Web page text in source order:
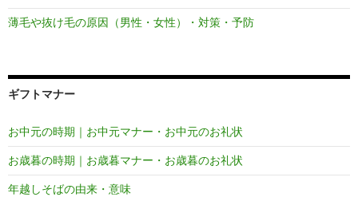
薄毛や抜け毛の原因（男性・女性）・対策・予防
ギフトマナー
お中元の時期｜お中元マナー・お中元のお礼状
お歳暮の時期｜お歳暮マナー・お歳暮のお礼状
年越しそばの由来・意味